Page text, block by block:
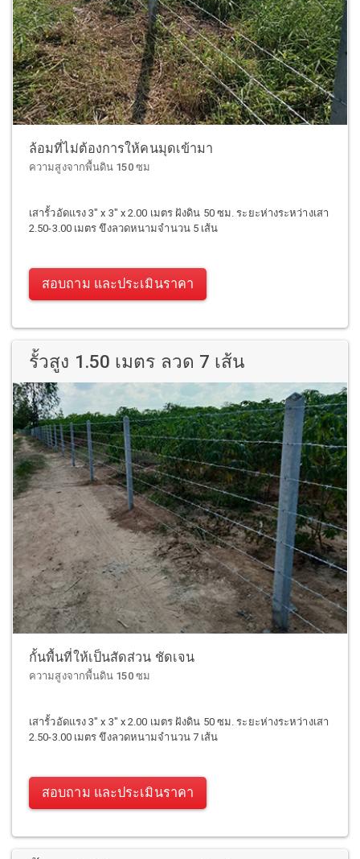
ล้อมที่ไม่ต้องการให้คนมุดเข้ามา
ความสูงจากพื้นดิน 150 ซม
เสารั้วอัดแรง 3" x 3" x 2.00 เมตร ฝังดิน 50 ซม. ระยะห่างระหว่างเสา
2.50-3.00 เมตร ขึงลวดหนามจำนวน 5 เส้น
สอบถาม และประเมินราคา
รั้วสูง 1.50 เมตร ลวด 7 เส้น
กั้นพื้นที่ให้เป็นสัดส่วน ชัดเจน
ความสูงจากพื้นดิน 150 ซม
เสารั้วอัดแรง 3" x 3" x 2.00 เมตร ฝังดิน 50 ซม. ระยะห่างระหว่างเสา
2.50-3.00 เมตร ขึงลวดหนามจำนวน 7 เส้น
สอบถาม และประเมินราคา